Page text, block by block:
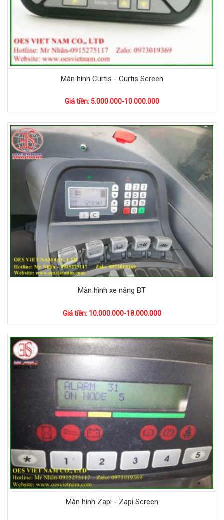
Màn hình Curtis - Curtis Screen
Giá tiền: 5.000.000-10.000.000
Màn hình xe nâng BT
Giá tiền: 10.000.000-18.000.000
Màn hình Zapi - Zapi Screen